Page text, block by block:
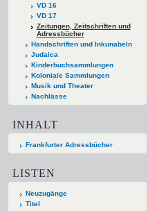
VD 16
VD 17
Zeitungen, Zeitschriften und
Adressbücher
Handschriften und Inkunabeln
Judaica
Kinderbuchsammlungen
Koloniale Sammlungen
Musik und Theater
Nachlässe
INHALT
Frankfurter Adressbücher
LISTEN
Neuzugänge
Titel